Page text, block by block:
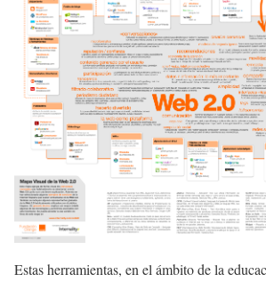
Estas herramientas, en el ámbito de la